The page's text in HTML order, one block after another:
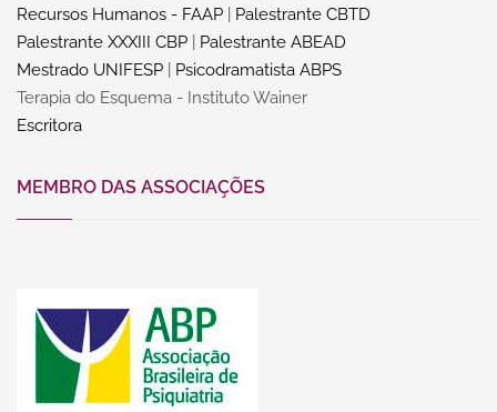
Recursos Humanos - FAAP
Palestrante CBTD
Palestrante XXXIII CBP
Palestrante ABEAD
Mestrado UNIFESP
Psicodramatista ABPS
Terapia do Esquema - Instituto Wainer
Escritora
MEMBRO DAS ASSOCIAÇÕES